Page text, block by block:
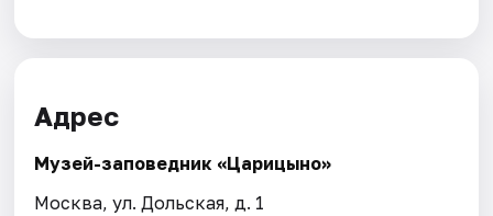
Адрес
Музей-заповедник «Царицыно»
Москва, ул. Дольская, д. 1